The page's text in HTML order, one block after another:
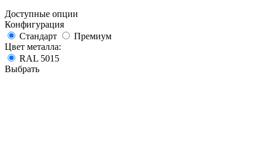
Доступные опции
Конфигурация
Стандарт
Премиум
Цвет металла:
RAL 5015
Выбрать